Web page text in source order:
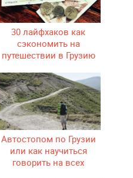
30 лайфхаков как
сэкономить на
путешествии в Грузию
Автостопом по Грузии
или как научиться
говорить на всех